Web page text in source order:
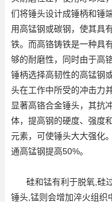
们将锤头设计成锤柄和锤
用高锰钢或碳钢，使其具
铁。而高铬铸铁是一种具
够的耐磨性，同时由于高
锤柄选择高韧性的高锰钢
头在工作中所受的冲击力
显著高铬合金锤头，其抗
体，提高钢的硬度、强度
元素，可使锤头大大强化
通高锰钢提高50%。
硅和锰有利于脱氧,硅
锤头 ,锰则会增加淬火组